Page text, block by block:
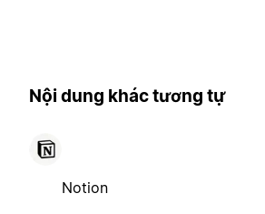
Nội dung khác tương tự
Notion